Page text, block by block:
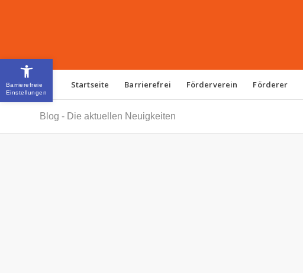
Startseite Barrierefrei Förderverein Förderer
Blog - Die aktuellen Neuigkeiten
Open toolbar